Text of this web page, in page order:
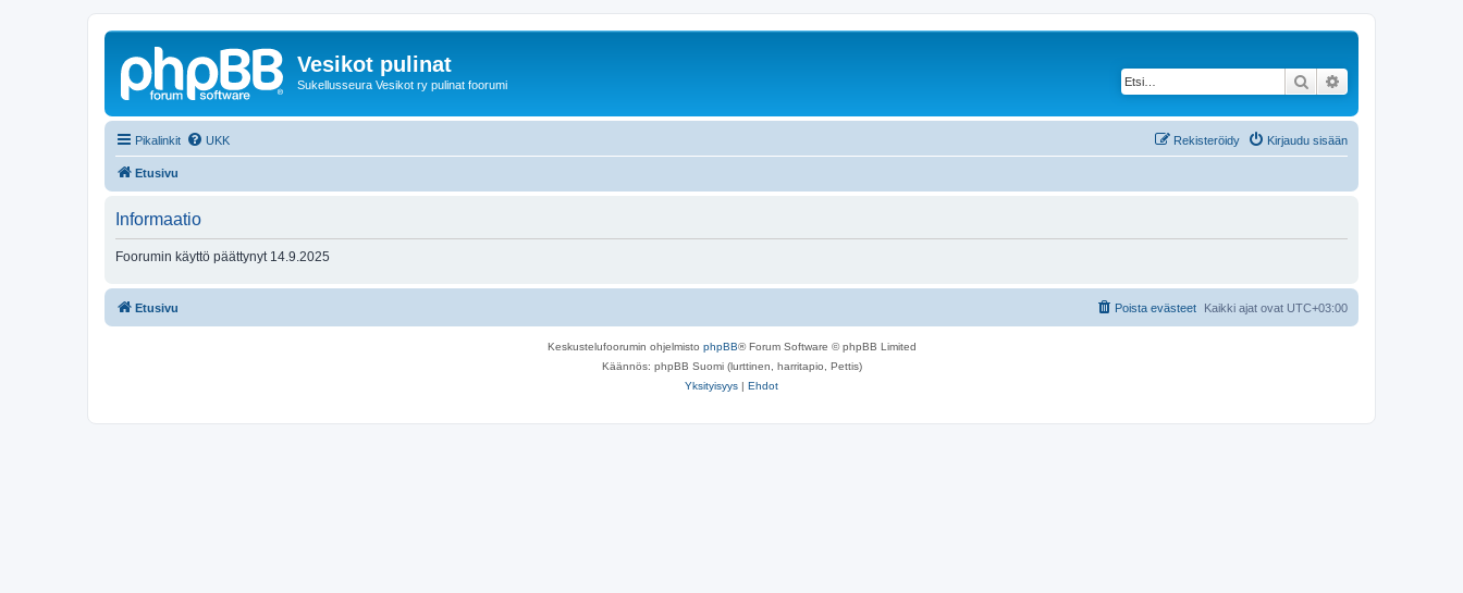
Vesikot pulinat
Sukellusseura Vesikot ry pulinat foorumi Etsi
Pikalinkit UKK Kirjaudu sisään
Rekisteröidy
Etusivu
Informaatio
Foorumin käyttö päättynyt 14.9.2025
Etusivu Kaikki ajat ovat UTC+03:00
Poista evästeet
Keskustelufoorumin ohjelmisto phpBB® Forum Software © phpBB Limited
Käännös: phpBB Suomi (lurttinen, harritapio, Pettis)
Yksityisyys | Ehdot